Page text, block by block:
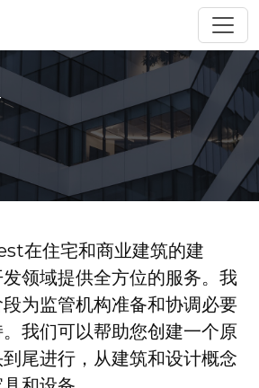
在住宅和商业建筑的建
领域提供全方位的服务。我
为监管机构准备和协调必要
我们可以帮助您创建一个原
尾进行，从建筑和设计概念